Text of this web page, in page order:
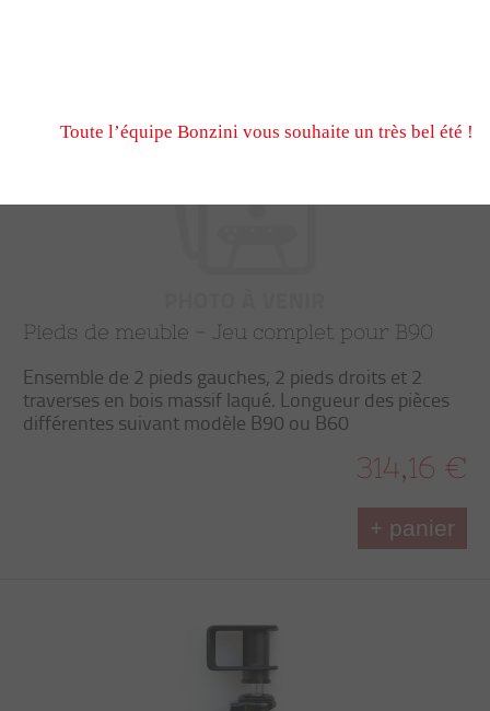
Pieds de meuble - Jeu complet pour B90
Ensemble de 2 pieds gauches, 2 pieds droits et 2
traverses en bois massif laqué. Longueur des pièces
différentes suivant modèle B90 ou B60
314,16 €
+ panier
Toute l’équipe Bonzini vous souhaite un très bel été !